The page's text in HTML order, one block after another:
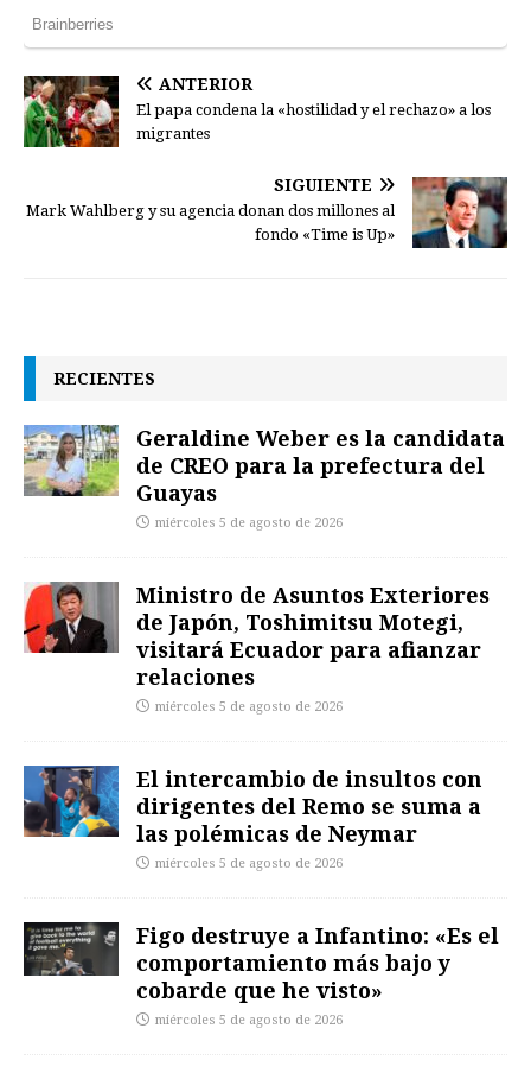
ANTERIOR
El papa condena la «hostilidad y el rechazo» a los
migrantes
SIGUIENTE
Mark Wahlberg y su agencia donan dos millones al
fondo «Time is Up»
RECIENTES
Geraldine Weber es la candidata
de CREO para la prefectura del
Guayas
miércoles 5 de agosto de 2026
Ministro de Asuntos Exteriores
de Japón, Toshimitsu Motegi,
visitará Ecuador para afianzar
relaciones
miércoles 5 de agosto de 2026
El intercambio de insultos con
dirigentes del Remo se suma a
las polémicas de Neymar
miércoles 5 de agosto de 2026
Figo destruye a Infantino: «Es el
comportamiento más bajo y
cobarde que he visto»
miércoles 5 de agosto de 2026